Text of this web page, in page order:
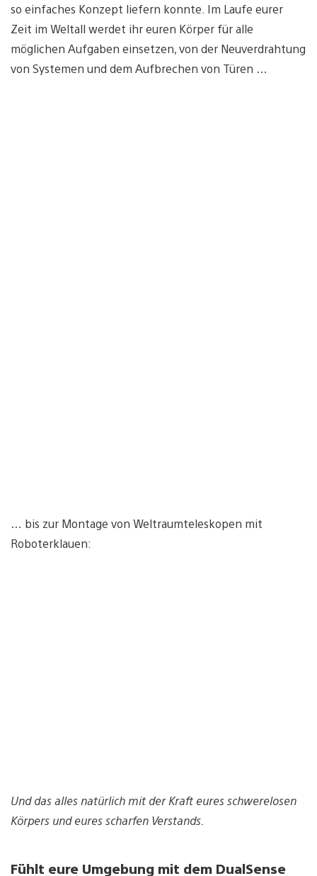
so einfaches Konzept liefern konnte. Im Laufe eurer
Zeit im Weltall werdet ihr euren Körper für alle
möglichen Aufgaben einsetzen, von der Neuverdrahtung
von Systemen und dem Aufbrechen von Türen …
… bis zur Montage von Weltraumteleskopen mit
Roboterklauen:
Und das alles natürlich mit der Kraft eures schwerelosen
Körpers und eures scharfen Verstands.
Fühlt eure Umgebung mit dem DualSense